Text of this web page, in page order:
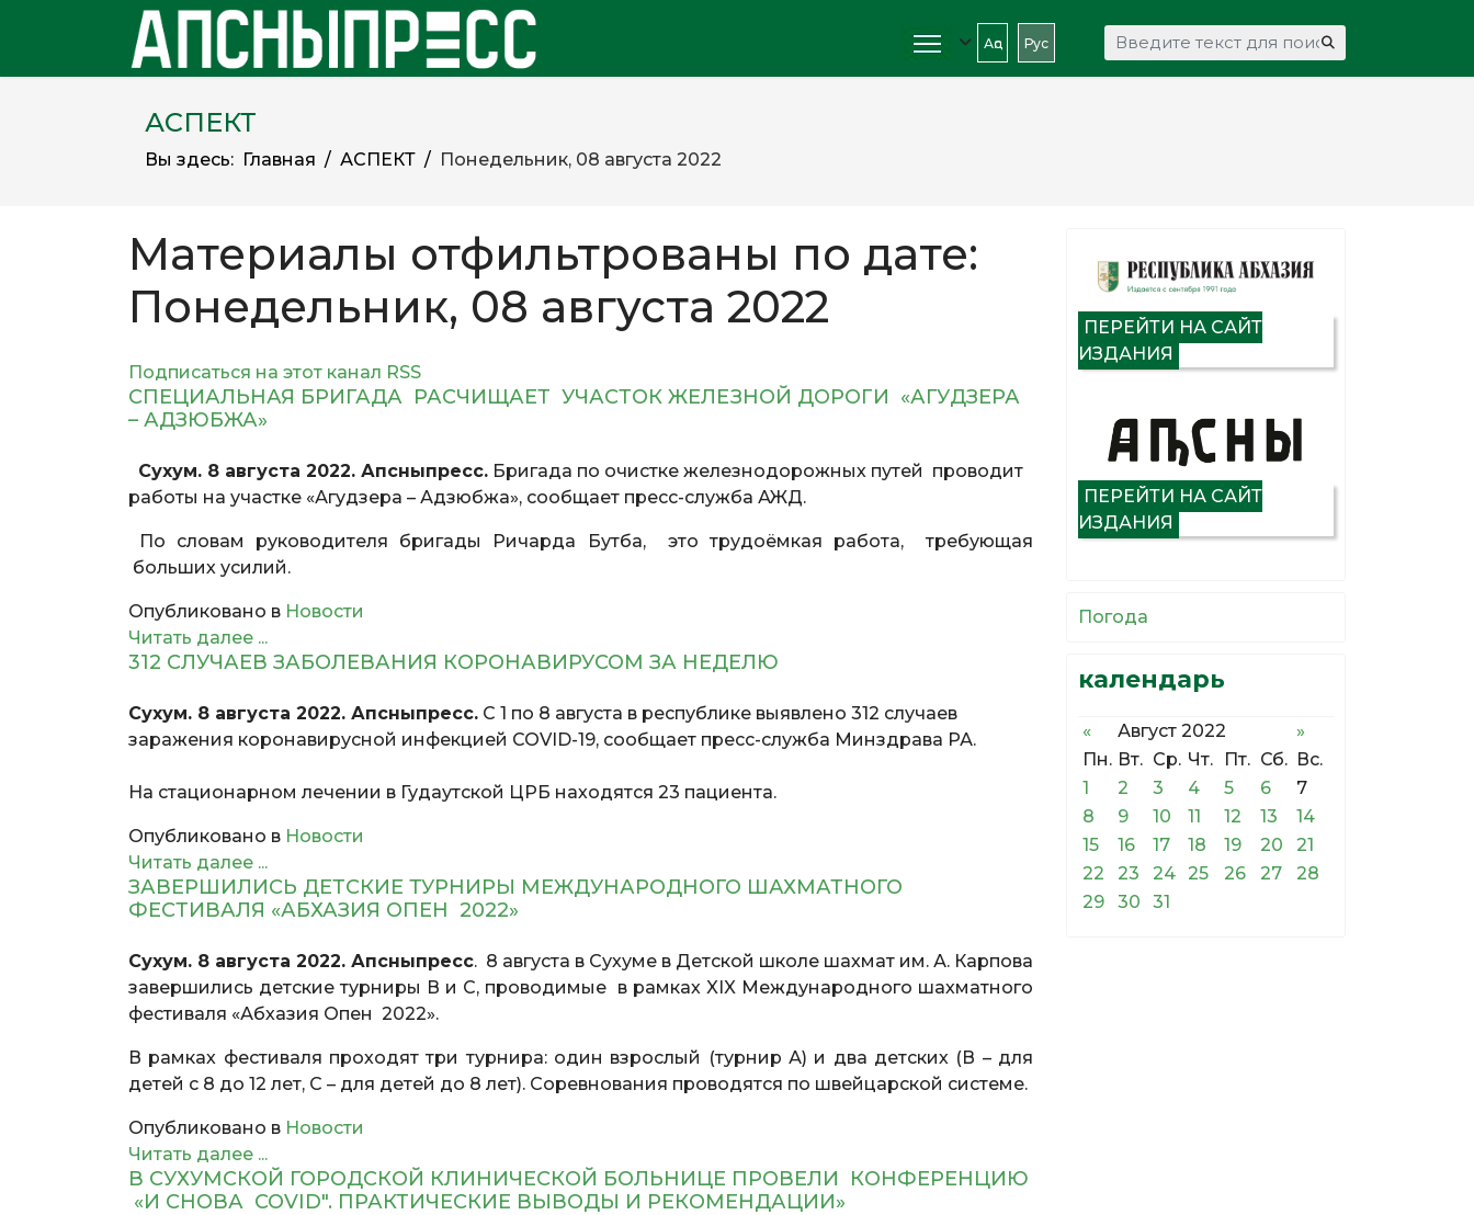
Аԥс Рус Искать...
АСПЕКТ
Вы здесь: Главная АСПЕКТ Понедельник, 08 августа 2022
Материалы отфильтрованы по дате:
Понедельник, 08 августа 2022
Подписаться на этот канал RSS
СПЕЦИАЛЬНАЯ БРИГАДА РАСЧИЩАЕТ УЧАСТОК ЖЕЛЕЗНОЙ ДОРОГИ «АГУДЗЕРА
– АДЗЮБЖА»
Сухум. 8 августа 2022. Апсныпресс. Бригада по очистке железнодорожных путей проводит
работы на участке «Агудзера – Адзюбжа», сообщает пресс-служба АЖД.
По словам руководителя бригады Ричарда Бутба, это трудоёмкая работа, требующая
больших усилий.
Опубликовано в Новости
Читать далее ...
312 СЛУЧАЕВ ЗАБОЛЕВАНИЯ КОРОНАВИРУСОМ ЗА НЕДЕЛЮ
Сухум. 8 августа 2022. Апсныпресс. С 1 по 8 августа в республике выявлено 312 случаев
заражения коронавирусной инфекцией COVID-19, сообщает пресс-служба Минздрава РА.
На стационарном лечении в Гудаутской ЦРБ находятся 23 пациента.
Опубликовано в Новости
Читать далее ...
ЗАВЕРШИЛИСЬ ДЕТСКИЕ ТУРНИРЫ МЕЖДУНАРОДНОГО ШАХМАТНОГО
ФЕСТИВАЛЯ «АБХАЗИЯ ОПЕН 2022»
Сухум. 8 августа 2022. Апсныпресс. 8 августа в Сухуме в Детской школе шахмат им. А. Карпова
завершились детские турниры В и С, проводимые в рамках XIX Международного шахматного
фестиваля «Абхазия Опен 2022».
В рамках фестиваля проходят три турнира: один взрослый (турнир А) и два детских (В – для
детей с 8 до 12 лет, С – для детей до 8 лет). Соревнования проводятся по швейцарской системе.
Опубликовано в Новости
Читать далее ...
В СУХУМСКОЙ ГОРОДСКОЙ КЛИНИЧЕСКОЙ БОЛЬНИЦЕ ПРОВЕЛИ КОНФЕРЕНЦИЮ
«И СНОВА COVID". ПРАКТИЧЕСКИЕ ВЫВОДЫ И РЕКОМЕНДАЦИИ»
ПЕРЕЙТИ НА САЙТ
ИЗДАНИЯ
ПЕРЕЙТИ НА САЙТ
ИЗДАНИЯ
Погода
календарь
« Август 2022
»
Пн. Вт. Ср. Чт. Пт. Сб. Вс.
1
2 3 4 5 6
7
8
9 10 11 12 13
14
15
16 17 18 19 20
21
22
23 24 25 26 27
28
29
30 31